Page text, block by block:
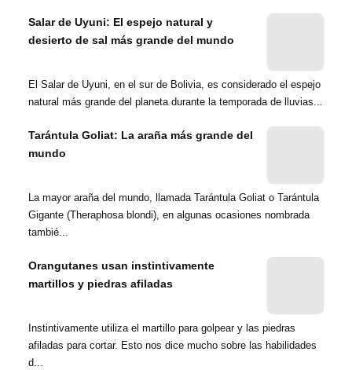
Salar de Uyuni: El espejo natural y
desierto de sal más grande del mundo
El Salar de Uyuni, en el sur de Bolivia, es considerado el espejo
natural más grande del planeta durante la temporada de lluvias...
Tarántula Goliat: La araña más grande del
mundo
La mayor araña del mundo, llamada Tarántula Goliat o Tarántula
Gigante (Theraphosa blondi), en algunas ocasiones nombrada
tambié...
Orangutanes usan instintivamente
martillos y piedras afiladas
Instintivamente utiliza el martillo para golpear y las piedras
afiladas para cortar. Esto nos dice mucho sobre las habilidades
d...